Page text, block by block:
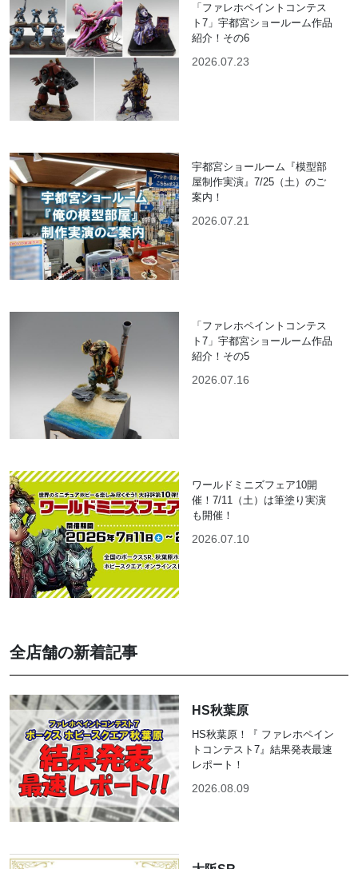
「ファレホペイントコンテス
ト7」宇都宮ショールーム作品
紹介！その6
2026.07.23
宇都宮ショールーム『模型部
屋制作実演』7/25（土）のご
案内！
2026.07.21
「ファレホペイントコンテス
ト7」宇都宮ショールーム作品
紹介！その5
2026.07.16
ワールドミニズフェア10開
催！7/11（土）は筆塗り実演
も開催！
2026.07.10
全店舗の新着記事
HS秋葉原
HS秋葉原！『 ファレホペイン
トコンテスト7』結果発表最速
レポート！
2026.08.09